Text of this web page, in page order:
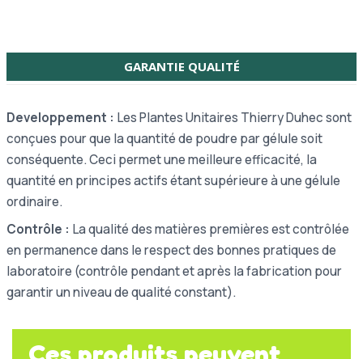
GARANTIE QUALITÉ
Developpement : Les Plantes Unitaires Thierry Duhec sont
conçues pour que la quantité de poudre par gélule soit
conséquente. Ceci permet une meilleure efficacité, la
quantité en principes actifs étant supérieure à une gélule
ordinaire.
Contrôle : La qualité des matières premières est contrôlée
en permanence dans le respect des bonnes pratiques de
laboratoire (contrôle pendant et après la fabrication pour
garantir un niveau de qualité constant).